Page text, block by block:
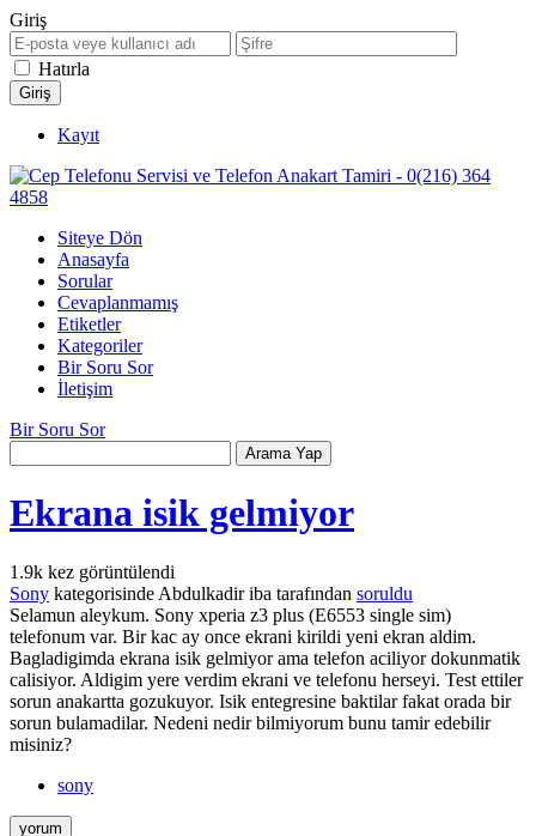
Giriş
Hatırla
Kayıt
Siteye Dön
Anasayfa
Sorular
Cevaplanmamış
Etiketler
Kategoriler
Bir Soru Sor
İletişim
Bir Soru Sor
Ekrana isik gelmiyor
1.9k kez görüntülendi
Sony kategorisinde Abdulkadir iba tarafından soruldu
Selamun aleykum. Sony xperia z3 plus (E6553 single sim)
telefonum var. Bir kac ay once ekrani kirildi yeni ekran aldim.
Bagladigimda ekrana isik gelmiyor ama telefon aciliyor dokunmatik
calisiyor. Aldigim yere verdim ekrani ve telefonu herseyi. Test ettiler
sorun anakartta gozukuyor. Isik entegresine baktilar fakat orada bir
sorun bulamadilar. Nedeni nedir bilmiyorum bunu tamir edebilir
misiniz?
sony